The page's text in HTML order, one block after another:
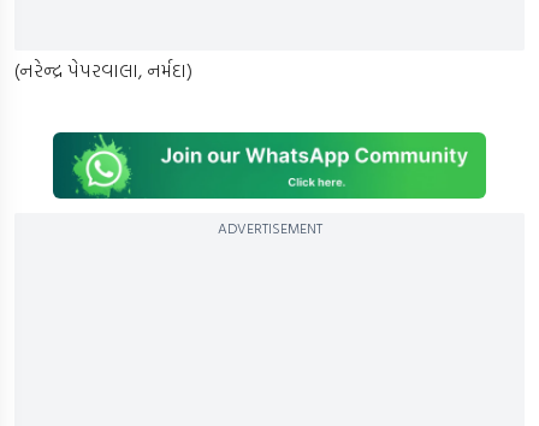
(નરેન્દ્ર પેપરવાલા, નર્મદા)
ADVERTISEMENT